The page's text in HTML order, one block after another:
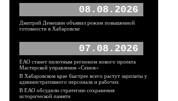
08.08.2026
Дмитрий Демешин объявил режим повышенной
готовности в Хабаровске
07.08.2026
ЕАО станет пилотным регионом нового проекта
Мастерской управления «Сенеж»
В Хабаровском крае быстрее всего растут зарплаты у
административного персонала и рабочих
В ЕАО обсудили стратегию сохранения
исторической памяти